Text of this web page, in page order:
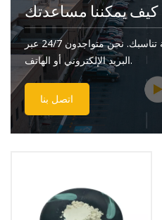
كيف يمكننا مساعدتك
يمكنك الاتصال بنا بأي طريقة تناسبك. نحن متواجدون 24/7 عبر
البريد الإلكتروني أو الهاتف.
اتصل بنا